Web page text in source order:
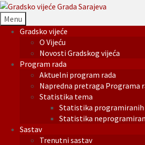
Menu
Gradsko vijeće
O Vijeću
Novosti Gradskog vijeća
Program rada
Aktuelni program rada
Napredna pretraga Programa
Statistika tema
Statistika
Statistika
Sastav
Trenutni sastav